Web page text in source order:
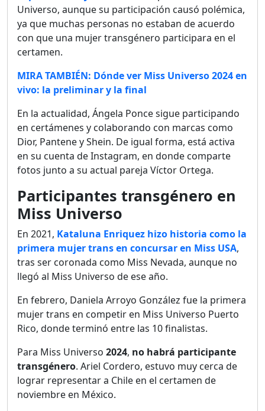
Universo, aunque su participación causó polémica,
ya que muchas personas no estaban de acuerdo
con que una mujer transgénero participara en el
certamen.
MIRA TAMBIÉN: Dónde ver Miss Universo 2024 en
vivo: la preliminar y la final
En la actualidad, Ángela Ponce sigue participando
en certámenes y colaborando con marcas como
Dior, Pantene y Shein. De igual forma, está activa
en su cuenta de Instagram, en donde comparte
fotos junto a su actual pareja Víctor Ortega.
Participantes transgénero en
Miss Universo
En 2021, Kataluna Enriquez hizo historia como la
primera mujer trans en concursar en Miss USA,
tras ser coronada como Miss Nevada, aunque no
llegó al Miss Universo de ese año.
En febrero, Daniela Arroyo González fue la primera
mujer trans en competir en Miss Universo Puerto
Rico, donde terminó entre las 10 finalistas.
Para Miss Universo 2024, no habrá participante
transgénero. Ariel Cordero, estuvo muy cerca de
lograr representar a Chile en el certamen de
noviembre en México.